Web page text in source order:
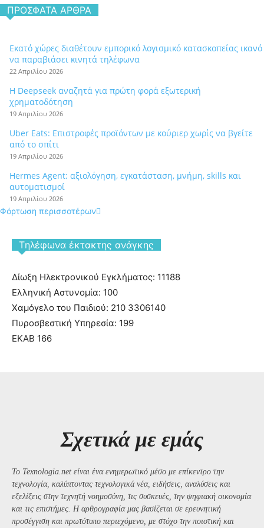
ΠΡΌΣΦΑΤΑ ΆΡΘΡΑ
Εκατό χώρες διαθέτουν εμπορικό λογισμικό κατασκοπείας ικανό
να παραβιάσει κινητά τηλέφωνα
22 Απριλίου 2026
Η Deepseek αναζητά για πρώτη φορά εξωτερική
χρηματοδότηση
19 Απριλίου 2026
Uber Eats: Επιστροφές προϊόντων με κούριερ χωρίς να βγείτε
από το σπίτι
19 Απριλίου 2026
Hermes Agent: αξιολόγηση, εγκατάσταση, μνήμη, skills και
αυτοματισμοί
19 Απριλίου 2026
Φόρτωση περισσοτέρων
Tηλέφωνα έκτακτης ανάγκης
Δίωξη Ηλεκτρονικού Εγκλήματος: 11188
Ελληνική Αστυνομία: 100
Χαμόγελο του Παιδιού: 210 3306140
Πυροσβεστική Υπηρεσία: 199
ΕΚΑΒ 166
Σχετικά με εμάς
Το Texnologia.net είναι ένα ενημερωτικό μέσο με επίκεντρο την
τεχνολογία, καλύπτοντας τεχνολογικά νέα, ειδήσεις, αναλύσεις και
εξελίξεις στην τεχνητή νοημοσύνη, τις συσκευές, την ψηφιακή οικονομία
και τις επιστήμες. Η αρθρογραφία μας βασίζεται σε ερευνητική
προσέγγιση και πρωτότυπο περιεχόμενο, με στόχο την ποιοτική και